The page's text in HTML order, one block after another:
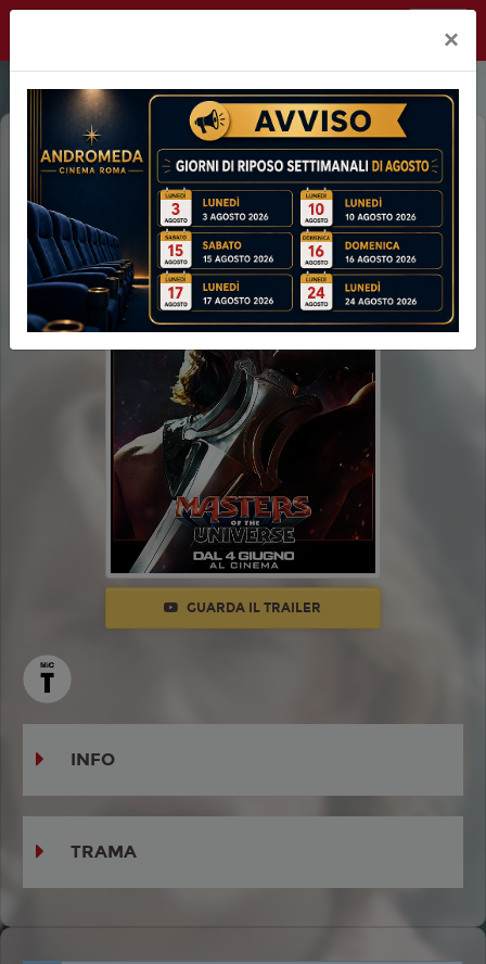
MASTERS OF THE UNIVERSE (2H14')
GUARDA IL TRAILER
INFO
TRAMA
×